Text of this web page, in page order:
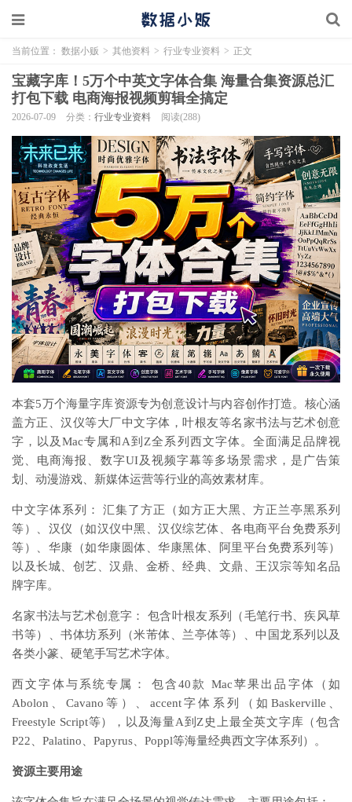
当前位置： 数据小贩 > 其他资料 > 行业专业资料 > 正文
宝藏字库！5万个中英文字体合集 海量合集资源总汇
打包下载 电商海报视频剪辑全搞定
2026-07-09 分类： 行业专业资料 阅读(288)
本套5万个海量字库资源专为创意设计与内容创作打造。核心涵
盖方正、汉仪等大厂中文字体，叶根友等名家书法与艺术创意
字，以及Mac专属和A到Z全系列西文字体。全面满足品牌视
觉、电商海报、数字UI及视频字幕等多场景需求，是广告策
划、动漫游戏、新媒体运营等行业的高效素材库。
中文字体系列： 汇集了方正（如方正大黑、方正兰亭黑系列
等）、汉仪（如汉仪中黑、汉仪综艺体、各电商平台免费系列
等）、华康（如华康圆体、华康黑体、阿里平台免费系列等）
以及长城、创艺、汉鼎、金桥、经典、文鼎、王汉宗等知名品
牌字库。
名家书法与艺术创意字： 包含叶根友系列（毛笔行书、疾风草
书等）、书体坊系列（米芾体、兰亭体等）、中国龙系列以及
各类小篆、硬笔手写艺术字体。
西文字体与系统专属： 包含40款 Mac苹果出品字体（如
Abolon、Cavano等）、accent字体系列（如Baskerville、
Freestyle Script等），以及海量A到Z史上最全英文字库（包含
P22、Palatino、Papyrus、Poppl等海量经典西文字体系列）。
资源主要用途